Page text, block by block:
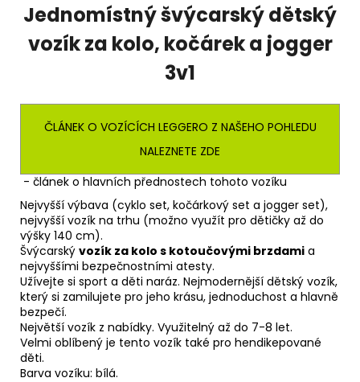
Jednomístný švýcarský dětský
vozík za kolo, kočárek a jogger
3v1
ČLÁNEK O VOZÍCÍCH LEGGERO Z NAŠEHO POHLEDU
NALEZNETE ZDE
- článek o hlavních přednostech tohoto vozíku
Nejvyšší výbava (cyklo set, kočárkový set a jogger set),
nejvyšší vozík na trhu (možno využít pro dětičky až do
výšky 140 cm).
Švýcarský vozík za kolo s kotoučovými brzdami a
nejvyššími bezpečnostními atesty.
Užívejte si sport a děti naráz. Nejmodernější dětský vozík,
který si zamilujete pro jeho krásu, jednoduchost a hlavně
bezpečí.
Největší vozík z nabídky. Využitelný až do 7-8 let.
Velmi oblíbený je tento vozík také pro hendikepované
děti.
Barva vozíku: bílá.